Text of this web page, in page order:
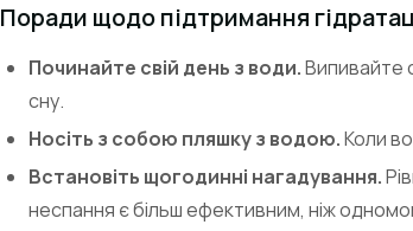
Поради щодо підтримання
Починайте свій день з води.Випивайте
сну.
Носіть з собою пляшку з водою.Коли
Встановіть щогодинні нагадування.
неспання є більш ефективним, ніж